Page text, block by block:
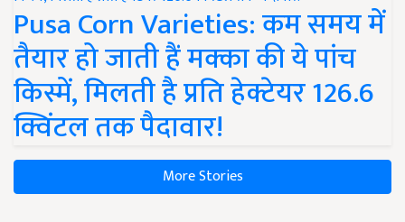
Pusa Corn Varieties: कम समय में
तैयार हो जाती हैं मक्का की ये पांच
किस्में, मिलती है प्रति हेक्टेयर 126.6
क्विंटल तक पैदावार!
More Stories